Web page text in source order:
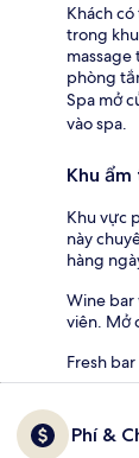
Khách
trong
phòng
Spa mở
vào spa.
Khu ẩm
Khu vực
này
hàng
Wine bar
viên. Mở
Fresh
Phí &